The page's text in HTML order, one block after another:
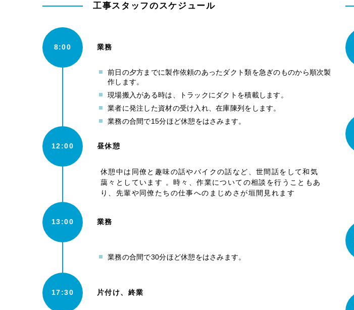
工事スタッフのスケジュール
8:00 業務
前日の夕方までに製作依頼のあったダクト類を急ぎのものから順次製
作します。
現場搬入がある時は、トラックにダクトを積載します。
業者に発注した資材の受け入れ、在庫陳列をします。
業務の合間で15分ほど休憩をはさみます。
12:00 昼休憩
休憩中は同僚と趣味の話やバイクの話など、世間話をして和気
藹々としています 。時々、作業についての相談を行うこともあ
り、先輩や同僚たちの仕事へのまじめさが垣間見れます
13:00 業務
業務の合間で30分ほど休憩をはさみます。
17:30 片付け、終業